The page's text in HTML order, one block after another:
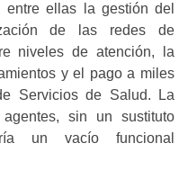
entre ellas la gestión del
de las redes de
niveles de atención, la
y el pago a miles
Servicios de Salud. La
sin un sustituto
un vacío funcional